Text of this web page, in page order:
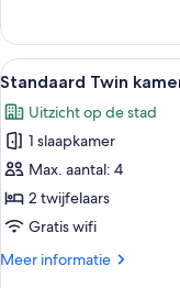
Twin
kamer,
niet-
(Plus,
Triple)
Alle
foto's
voor
Standaard
Twin
kamer,
niet-
(Plaza,
7
Standaard Twin
Uitzicht op de stad
1 slaapkamer
Max. aantal: 4
2 twijfelaars
Gratis wifi
Meer informatie
Meer